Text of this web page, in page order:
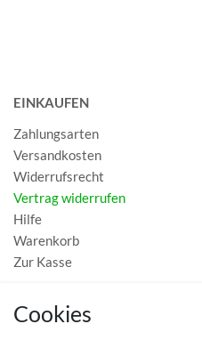
EINKAUFEN
Zahlungsarten
Versandkosten
Widerrufsrecht
Vertrag widerrufen
Hilfe
Warenkorb
Zur Kasse
MEIN KONTO
Cookies